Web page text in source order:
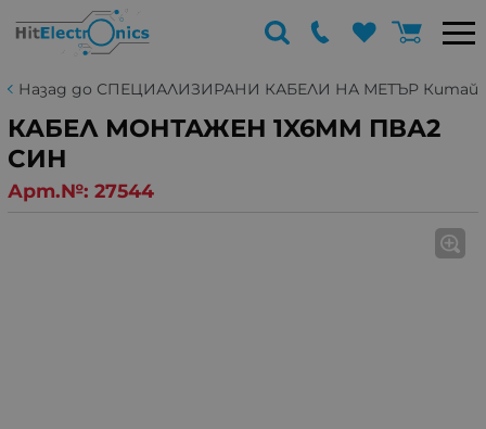
Назад до СПЕЦИАЛИЗИРАНИ КАБЕЛИ НА МЕТЪР Китай
КАБЕЛ МОНТАЖЕН 1X6MM ПВА2
СИН
Арт.№: 27544